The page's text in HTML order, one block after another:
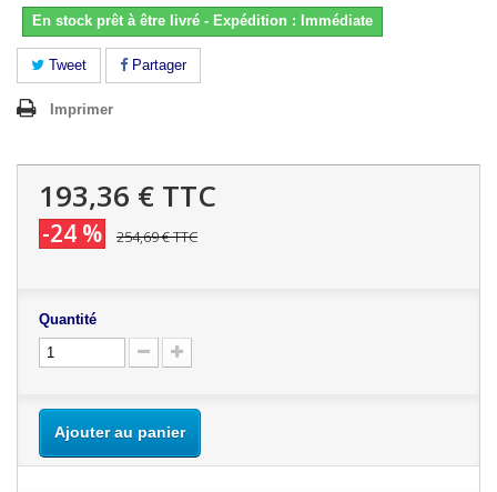
En stock prêt à être livré - Expédition : Immédiate
Tweet Partager
Imprimer
193,36 € TTC
-24 % 254,69 €TTC
Quantité
Ajouter au panier